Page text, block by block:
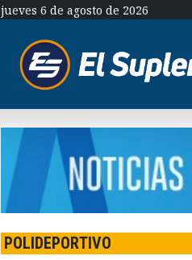
jueves 6 de agosto de 2026
POLIDEPORTIVO